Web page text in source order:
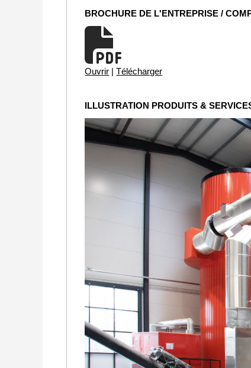
BROCHURE DE L'ENTREPRISE /
Ouvrir | Télécharger
ILLUSTRATION PRODUITS &